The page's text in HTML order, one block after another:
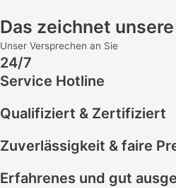
Das zeichnet
Unser Versprechen an Sie
24/7
Service Hotline
Qualifiziert & Zertifiziert
Zuverlässigkeit & faire
Erfahrenes und gut